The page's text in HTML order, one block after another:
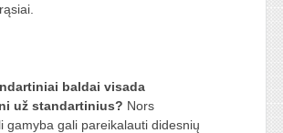
baldai visada
už standartinius? Nors
gamyba gali pareikalauti didesnių